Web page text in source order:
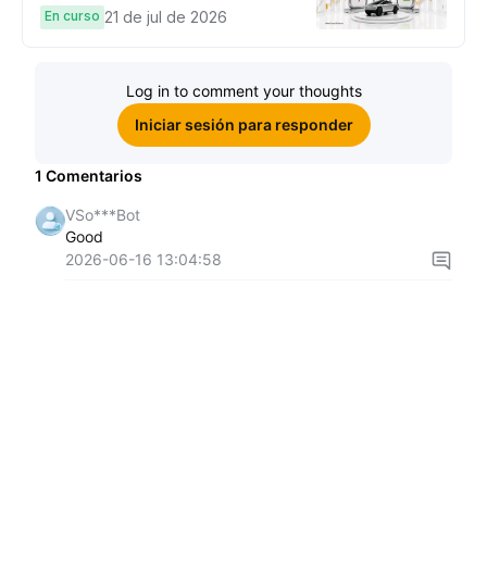
una Cybertruck.
En curso 21 de jul de 2026
Log in to comment your thoughts
Iniciar sesión para responder
1 Comentarios
VSo***Bot
Good
2026-06-16 13:04:58